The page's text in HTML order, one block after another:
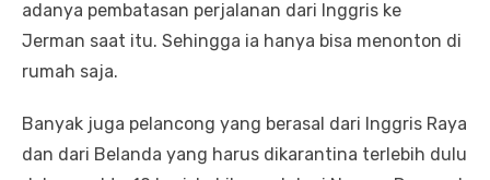
adanya pembatasan perjalanan dari Inggris ke
Jerman saat itu. Sehingga ia hanya bisa menonton di
rumah saja.
Banyak juga pelancong yang berasal dari Inggris Raya
dan dari Belanda yang harus dikarantina terlebih dulu